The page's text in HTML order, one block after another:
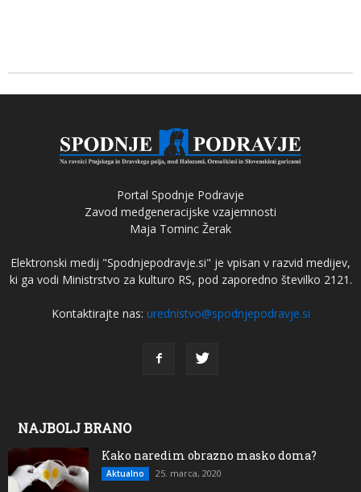
Portal Spodnje Podravje
Zavod medgeneracijske vzajemnosti
Maja Tominc Žerak
Elektronski medij "Spodnjepodravje.si" je vpisan v razvid medijev,
ki ga vodi Ministrstvo za kulturo RS, pod zaporedno številko 2121.
Kontaktirajte nas: urednistvo@spodnjepodravje.si
NAJBOLJ BRANO
Kako naredim obrazno masko doma?
Aktualno 25. marca, 2020